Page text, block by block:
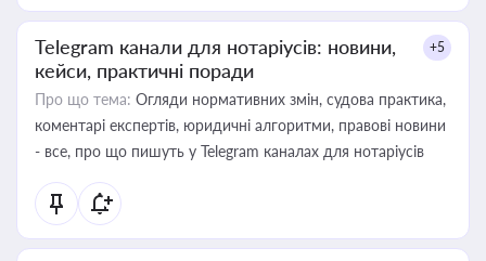
Telegram канали для нотаріусів: новини,
кейси, практичні поради
+5
Про що тема: Огляди нормативних змін, судова практика,
коментарі експертів, юридичні алгоритми, правові новини
- все, про що пишуть у Telegram каналах для нотаріусів